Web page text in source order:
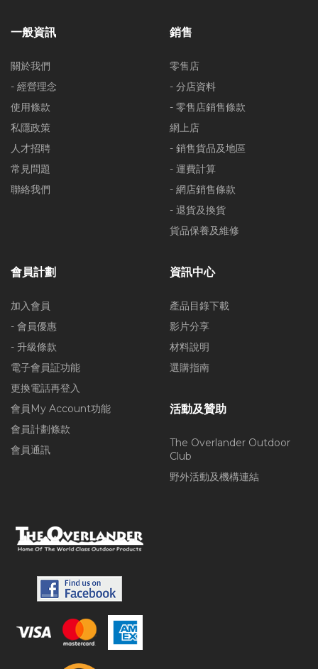
一般資訊
關於我們
- 經營理念
使用條款
私隱政策
人才招聘
常見問題
聯絡我們
銷售
零售店
- 分店資料
- 零售店銷售條款
網上店
- 銷售貨品及地區
- 運費計算
- 網店銷售條款
- 退貨及換貨
貨品保養及維修
會員計劃
加入會員
- 會員優惠
- 升級條款
電子會員証功能
更換電話再登入
會員My Account功能
會員計劃條款
會員通訊
資訊中心
產品目錄下載
影片分享
材料說明
選購指南
活動及贊助
The Overlander Outdoor
Club
野外活動及機構連結